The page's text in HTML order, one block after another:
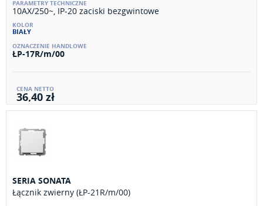
10AX/250~, IP-20 zaciski bezgwintowe
BIAŁY
ŁP-17R/m/00
36,40 zł
SERIA SONATA
Łącznik zwierny (ŁP-21R/m/00)